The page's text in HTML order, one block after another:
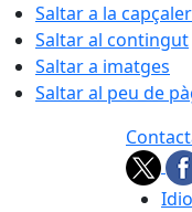
Saltar a la
Saltar al contingut
Saltar a imatges
Saltar al peu de